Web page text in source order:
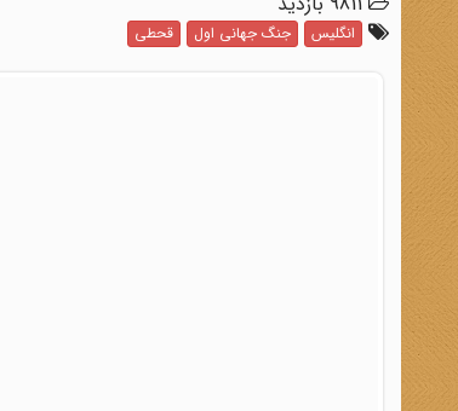
انگلیس جنگ جهانی اول قحطی